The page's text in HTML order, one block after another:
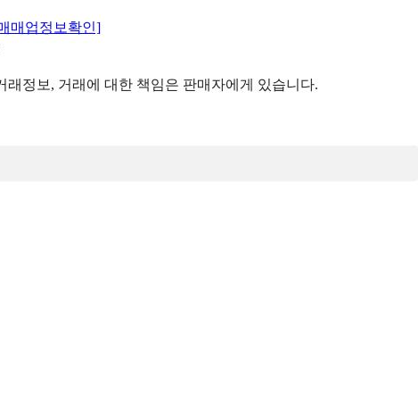
매업정보확인]
정보, 거래에 대한 책임은 판매자에게 있습니다.